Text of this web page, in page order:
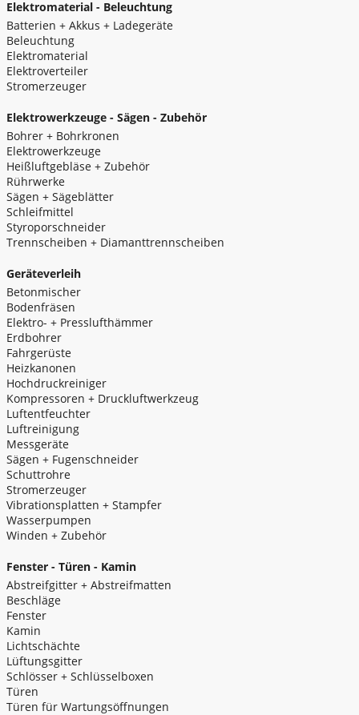
Elektromaterial - Beleuchtung
Batterien + Akkus + Ladegeräte
Beleuchtung
Elektromaterial
Elektroverteiler
Stromerzeuger
Elektrowerkzeuge - Sägen - Zubehör
Bohrer + Bohrkronen
Elektrowerkzeuge
Heißluftgebläse + Zubehör
Rührwerke
Sägen + Sägeblätter
Schleifmittel
Styroporschneider
Trennscheiben + Diamanttrennscheiben
Geräteverleih
Betonmischer
Bodenfräsen
Elektro- + Presslufthämmer
Erdbohrer
Fahrgerüste
Heizkanonen
Hochdruckreiniger
Kompressoren + Druckluftwerkzeug
Luftentfeuchter
Luftreinigung
Messgeräte
Sägen + Fugenschneider
Schuttrohre
Stromerzeuger
Vibrationsplatten + Stampfer
Wasserpumpen
Winden + Zubehör
Fenster - Türen - Kamin
Abstreifgitter + Abstreifmatten
Beschläge
Fenster
Kamin
Lichtschächte
Lüftungsgitter
Schlösser + Schlüsselboxen
Türen
Türen für Wartungsöffnungen